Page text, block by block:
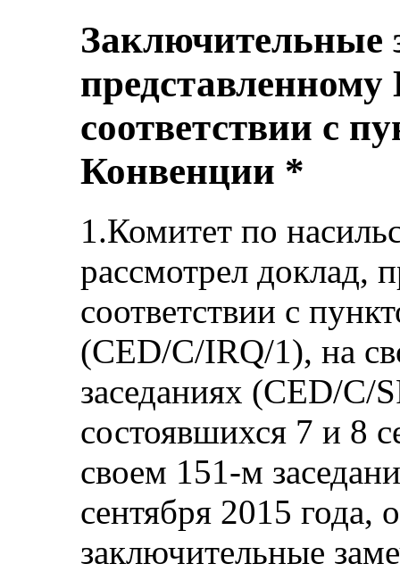
Заключительные
соответствии с
Конвенции *
1.Комитет по
рассмотрел доклад,
соответствии с
(CED/C/IRQ/1), на
заседаниях (CED/C/
состоявшихся 7 и 8
своем 151-м
сентября 2015
заключительные